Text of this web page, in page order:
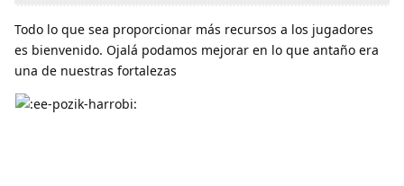
Todo lo que sea proporcionar más recursos a los jugadores
es bienvenido. Ojalá podamos mejorar en lo que antaño era
una de nuestras fortalezas